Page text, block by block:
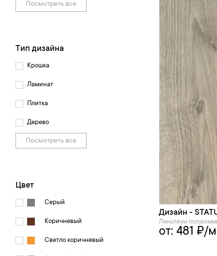
Посмотреть все
Тип дизайна
Крошка
Ламинат
Плитка
Дерево
Посмотреть все
Цвет
Серый
Коричневый
Светло коричневый
Дизайн -
Линолеум
от: 481 ₽/м